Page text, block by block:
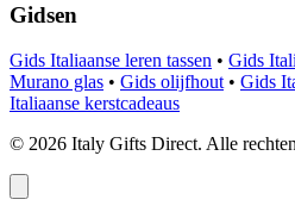
Gidsen
Gids Italiaanse leren tassen • Gids
Murano glas • Gids olijfhout • Gids
Italiaanse kerstcadeaus
© 2026 Italy Gifts Direct. Alle